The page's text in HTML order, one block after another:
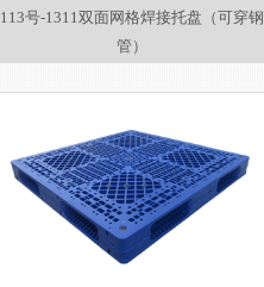
113号-1311双面网格焊接托盘（可穿钢
管）